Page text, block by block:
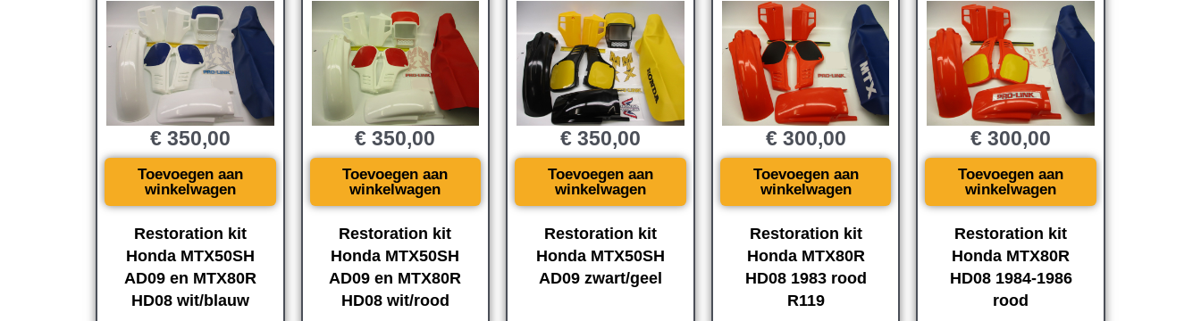
Restoration kit
Honda MTX50SH
AD09 en MTX80R
HD08 wit/blauw
€350,00
Toevoegen aan
winkelwagen
Restoration kit
Honda MTX50SH
AD09 en MTX80R
HD08 wit/rood
€ 350,00
Toevoegen aan
winkelwagen
Restoration kit
Honda MTX50SH
AD09 zwart/geel
€350,00
Toevoegen aan
winkelwagen
Restoration kit
Honda MTX80R
HD08 1983 rood
R119
€300,00
Toevoegen aan
winkelwagen
Restoration kit
Honda MTX80R
HD08 1984-1986
rood
€ 300,00
Toevoegen aan
winkelwagen